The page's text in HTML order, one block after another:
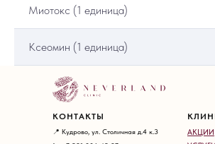
Миотокс (1 единица)
Ксеомин (1 единица)
КОНТАКТЫ
📍 Кудрово, ул. Столичная д.4 к.3
АКЦИИ